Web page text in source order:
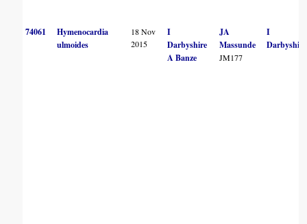
74061
Hymenocardia
ulmoides
18 Nov
2015
I
Darbyshire
A Banze
JA
Massunde
JM177
I
Darbyshire